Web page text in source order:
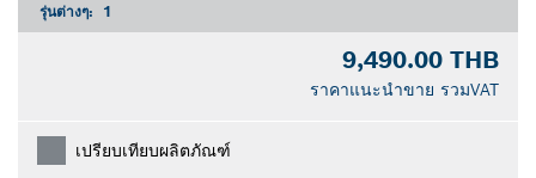
รุ่นต่างๆ: 1
9,490.00 THB
ราคาแนะนำขาย รวมVAT
เปรียบเทียบผลิตภัณฑ์